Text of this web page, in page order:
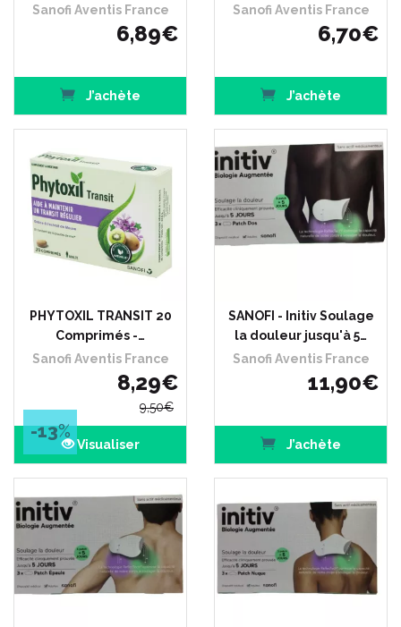
Sanofi Aventis France
6,89€
J’achète
Sanofi Aventis France
6,70€
J’achète
PHYTOXIL TRANSIT 20
Comprimés -…
Sanofi Aventis France
8,29€
9,50€
-13%
Visualiser
SANOFI - Initiv Soulage
la douleur jusqu'à 5…
Sanofi Aventis France
11,90€
J’achète